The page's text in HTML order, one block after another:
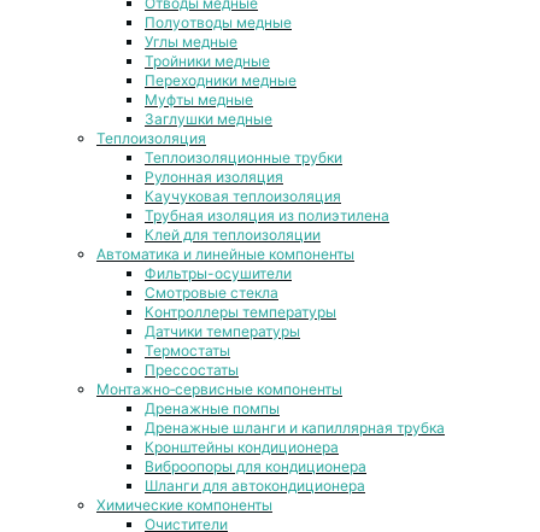
Полуотводы медные
Углы медные
Тройники медные
Переходники медные
Муфты медные
Заглушки медные
Теплоизоляция
Теплоизоляционные трубки
Рулонная изоляция
Каучуковая теплоизоляция
Трубная изоляция из полиэтилена
Клей для теплоизоляции
Автоматика и линейные компоненты
Фильтры-осушители
Смотровые стекла
Контроллеры температуры
Датчики температуры
Термостаты
Прессостаты
Монтажно‑сервисные компоненты
Дренажные помпы
Дренажные шланги и капиллярная трубка
Кронштейны кондиционера
Виброопоры для кондиционера
Шланги для автокондиционера
Химические компоненты
Очистители